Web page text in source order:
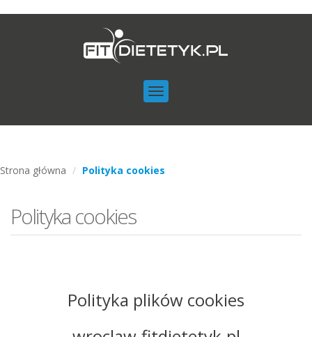
Toggle
navigation
Strona główna Polityka cookies
Polityka cookies
Polityka plików cookies